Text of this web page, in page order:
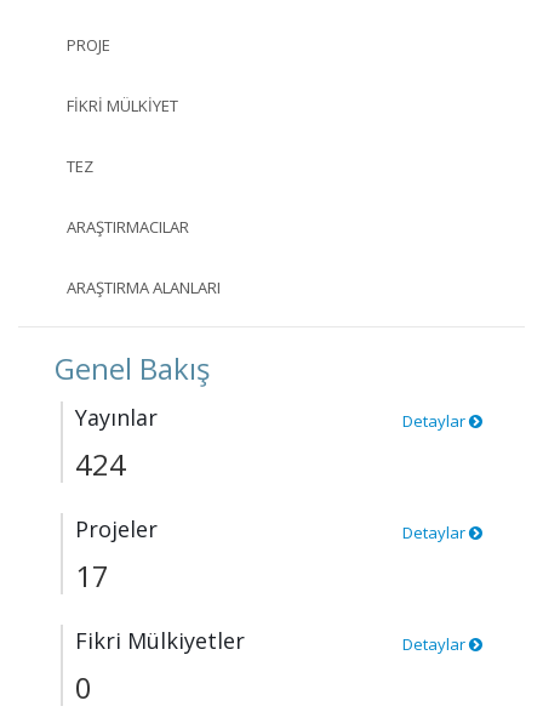
PROJE
FIKRI MÜLKIYET
TEZ
ARAŞTIRMACILAR
ARAŞTIRMA ALANLARI
Genel Bakış
Yayınlar Detaylar
424
Projeler Detaylar
17
Fikri Mülkiyetler Detaylar
0